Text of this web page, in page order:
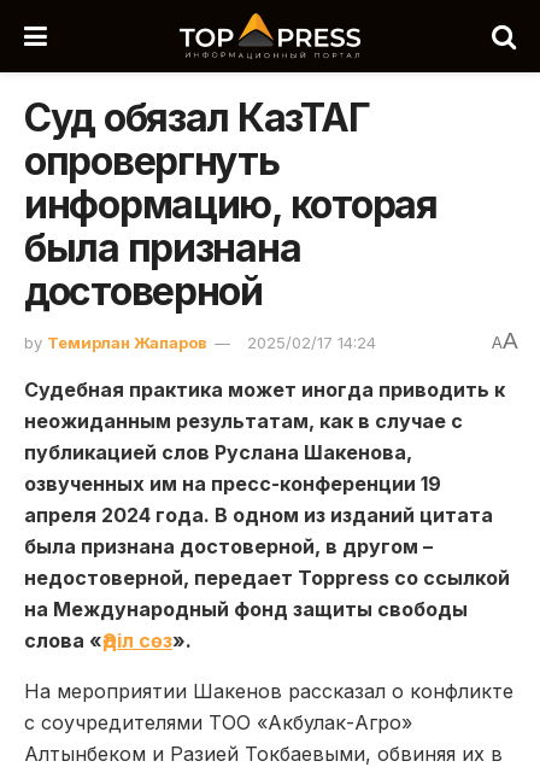
Суд обязал КазТАГ
опровергнуть
информацию, которая
была признана
достоверной
by Темирлан Жапаров 2025/02/17 14:24 AA
Судебная практика может иногда приводить к
неожиданным результатам, как в случае с
публикацией слов Руслана Шакенова,
озвученных им на пресс-конференции 19
апреля 2024 года. В одном из изданий цитата
была признана достоверной, в другом –
недостоверной, передает Toppress со ссылкой
на Международный фонд защиты свободы
слова «Әділ сөз».
На мероприятии Шакенов рассказал о конфликте
с соучредителями ТОО «Акбулак-Агро»
Алтынбеком и Разией Токбаевыми, обвиняя их в